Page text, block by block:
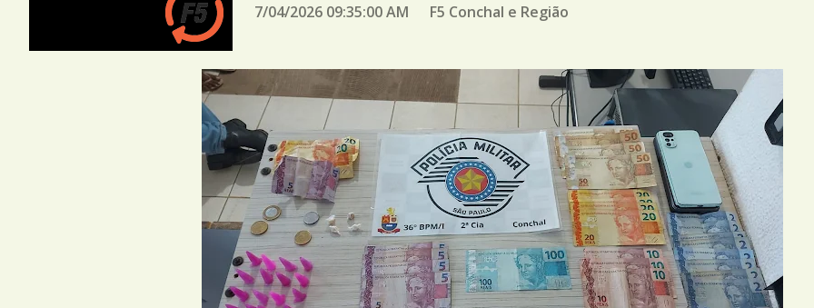
7/04/2026 09:35:00 AM F5 Conchal e Região